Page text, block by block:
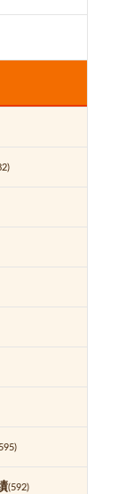
(592)